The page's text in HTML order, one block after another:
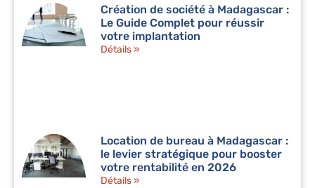
Création de société à Madagascar :
Le Guide Complet pour réussir
votre implantation
Détails »
Location de bureau à Madagascar :
le levier stratégique pour booster
votre rentabilité en 2026
Détails »